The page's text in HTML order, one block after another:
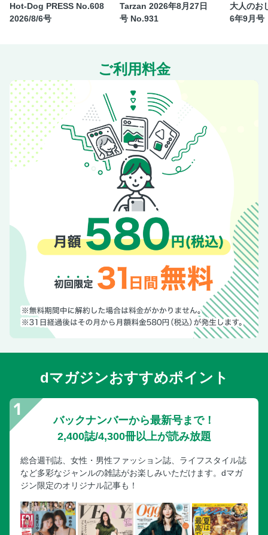
Hot-Dog PRESS No.608
2026/8/6号
Tarzan 2026年8月27日
号 No.931
大人のお
6年9月号
ご利用料金
dマガジンおすすめポイント
バックナンバーから最新号まで！
2,400誌/4,300冊以上が読み放題
総合週刊誌、女性・男性ファッション誌、ライフスタイル誌
など多彩なジャンルの雑誌がお楽しみいただけます。dマガ
ジン限定のオリジナル記事も！